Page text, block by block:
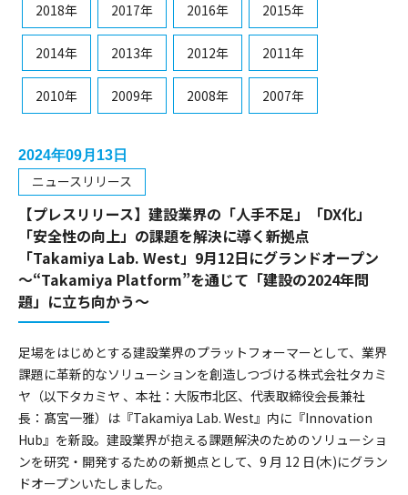
2018年 2017年 2016年 2015年
2014年 2013年 2012年 2011年
2010年 2009年 2008年 2007年
2024年09月13日
ニュースリリース
【プレスリリース】建設業界の「人手不足」「DX化」
「安全性の向上」の課題を解決に導く新拠点
「Takamiya Lab. West」9月12日にグランドオープン
～“Takamiya Platform”を通じて「建設の2024年問
題」に立ち向かう～
足場をはじめとする建設業界のプラットフォーマーとして、業界
課題に革新的なソリューションを創造しつづける株式会社タカミ
ヤ（以下タカミヤ 、本社：大阪市北区、代表取締役会長兼社
長：髙宮一雅）は『Takamiya Lab. West』内に『Innovation
Hub』を新設。建設業界が抱える課題解決のためのソリューショ
ンを研究・開発するための新拠点として、9 月 12 日(木)にグラン
ドオープンいたしました。